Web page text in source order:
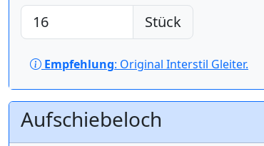
Stück
Empfehlung: Original Interstil Gleiter.
Aufschiebeloch